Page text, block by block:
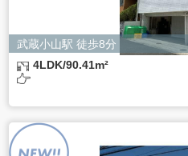
武蔵小山駅 徒歩8分
4LDK/90.41m²